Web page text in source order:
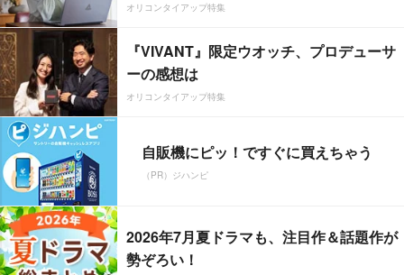
オリコンタイアップ特集
『VIVANT』限定ウオッチ、プロデューサ
ーの感想は
オリコンタイアップ特集
自販機にピッ！ですぐに買えちゃう
（PR）ジハンピ
2026年7月夏ドラマも、注目作＆話題作が
勢ぞろい！